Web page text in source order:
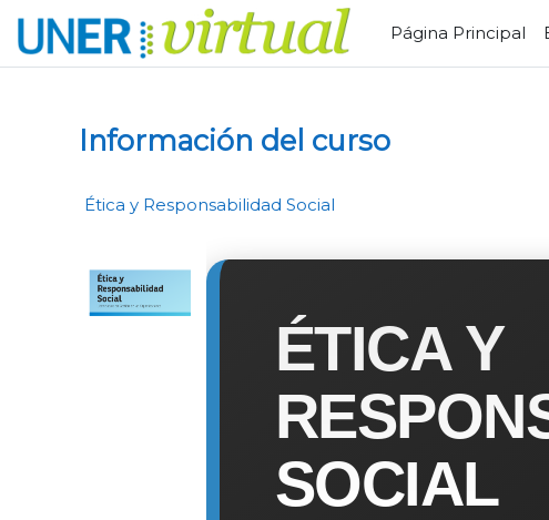
Salta al contenido principal
Página Principal
Información del curso
Ética y Responsabilidad Social
ÉTICA Y
SOCIAL